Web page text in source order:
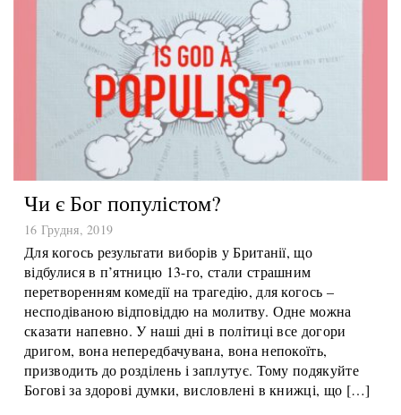
Чи є Бог популістом?
16 Грудня, 2019
Для когось результати виборів у Британії, що
відбулися в п’ятницю 13-го, стали страшним
перетворенням комедії на трагедію, для когось –
несподіваною відповіддю на молитву. Одне можна
сказати напевно. У наші дні в політиці все догори
дригом, вона непередбачувана, вона непокоїть,
призводить до розділень і заплутує. Тому подякуйте